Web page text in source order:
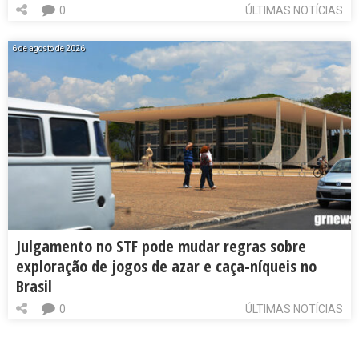
ÚLTIMAS NOTÍCIAS
0
6 de agosto de 2026
Julgamento no STF pode mudar regras sobre
exploração de jogos de azar e caça-níqueis no
Brasil
ÚLTIMAS NOTÍCIAS
0